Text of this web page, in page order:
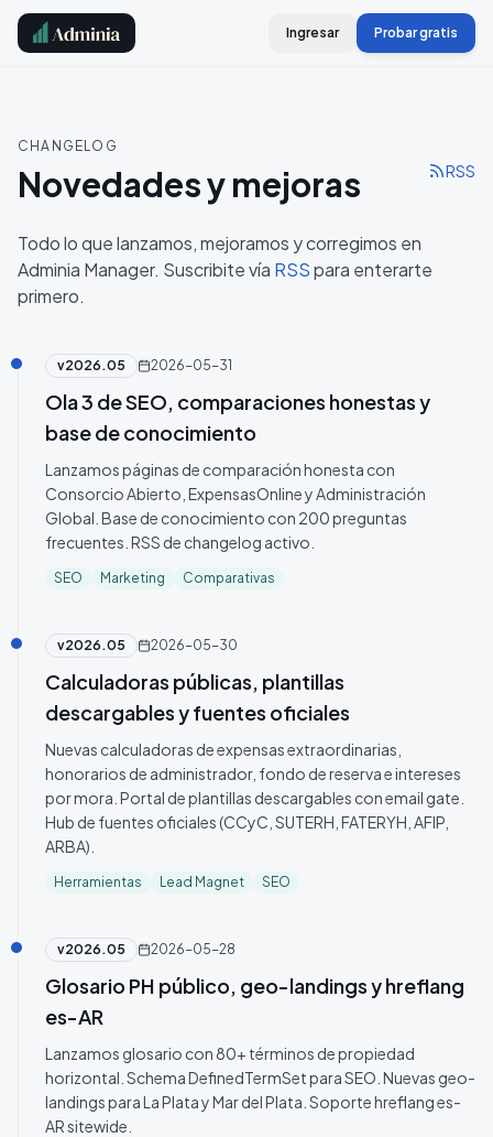
Ingresar Probar gratis
CHANGELOG
Novedades y mejoras RSS
Todo lo que lanzamos, mejoramos y corregimos en
Adminia Manager. Suscribite vía RSSpara enterarte
primero.
v2026.05 2026-05-31
Ola 3 de SEO, comparaciones honestas y
base de conocimiento
Lanzamos páginas de comparación honesta con
Consorcio Abierto, ExpensasOnline y Administración
Global. Base de conocimiento con 200 preguntas
frecuentes. RSS de changelog activo.
SEO Marketing Comparativas
v2026.05 2026-05-30
Calculadoras públicas, plantillas
descargables y fuentes oficiales
Nuevas calculadoras de expensas extraordinarias,
honorarios de administrador, fondo de reserva e intereses
por mora. Portal de plantillas descargables con email gate.
Hub de fuentes oficiales (CCyC, SUTERH, FATERYH, AFIP,
ARBA).
Herramientas Lead Magnet SEO
v2026.05 2026-05-28
Glosario PH público, geo-landings y hreflang
es-AR
Lanzamos glosario con 80+ términos de propiedad
horizontal. Schema DefinedTermSet para SEO. Nuevas geo-
landings para La Plata y Mar del Plata. Soporte hreflang es-
AR sitewide.